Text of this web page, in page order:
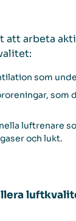
att arbeta
som
som
luftrenare
och lukt.